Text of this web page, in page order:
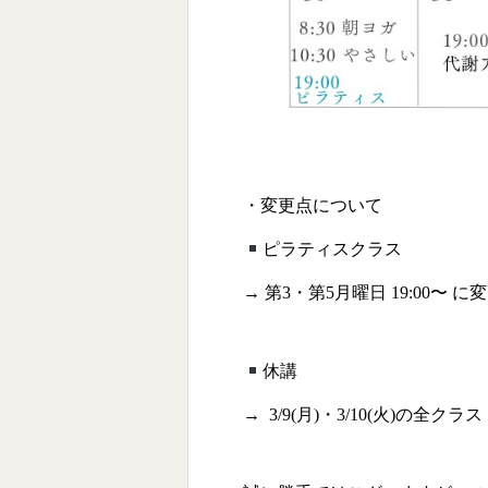
・変更点について
ピラティスクラス
→ 第3・第5月曜日 19:00〜 に
休講
→ 3/9(月)・3/10(火)の全クラス